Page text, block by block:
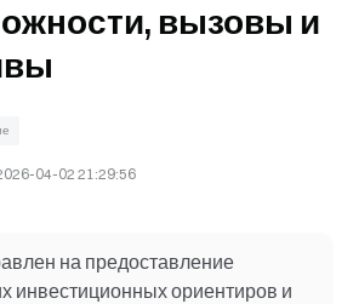
вызовы и
04-02 21:29:56
на предоставление
инвестиционных ориентиров и